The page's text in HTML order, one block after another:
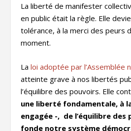
La liberté de manifester
en public était la règle. Elle
tolérance, à la merci des peurs
moment.
Laloi adoptée par l’Assemblée
atteinte grave à nos libertés
l’équilibre des pouvoirs. Elle
une liberté fondamentale, à
engagée -, de l’équilibre des
fonde notre système